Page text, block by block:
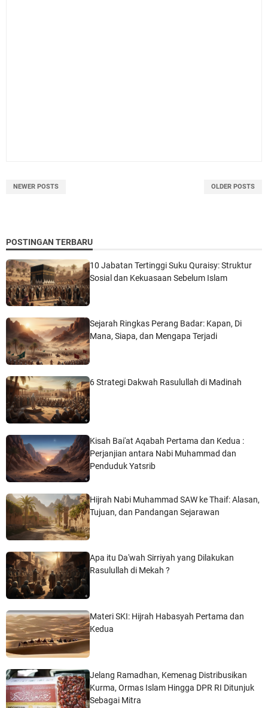
NEWER POSTS OLDER POSTS
POSTINGAN TERBARU
10 Jabatan Tertinggi Suku Quraisy: Struktur
Sosial dan Kekuasaan Sebelum Islam
Sejarah Ringkas Perang Badar: Kapan, Di
Mana, Siapa, dan Mengapa Terjadi
6 Strategi Dakwah Rasulullah di Madinah
Kisah Bai'at Aqabah Pertama dan Kedua :
Perjanjian antara Nabi Muhammad dan
Penduduk Yatsrib
Hijrah Nabi Muhammad SAW ke Thaif: Alasan,
Tujuan, dan Pandangan Sejarawan
Apa itu Da'wah Sirriyah yang Dilakukan
Rasulullah di Mekah ?
Materi SKI: Hijrah Habasyah Pertama dan
Kedua
Jelang Ramadhan, Kemenag Distribusikan
Kurma, Ormas Islam Hingga DPR RI Ditunjuk
Sebagai Mitra